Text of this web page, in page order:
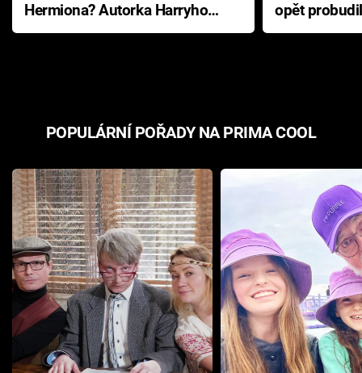
Hermiona? Autorka Harryho
Pottera přišla s ráznou
opět
přichází s
POPULÁRNÍ POŘADY NA PRIMA COOL